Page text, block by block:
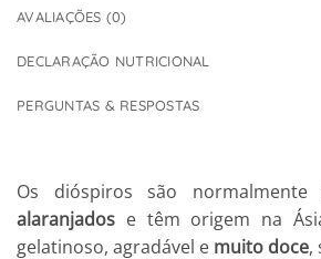
AVALIAÇÕES (0)
DECLARAÇÃO NUTRICIONAL
PERGUNTAS & RESPOSTAS
Os dióspiros são
alaranjados e têm origem na
gelatinoso, agradável e muito doce,